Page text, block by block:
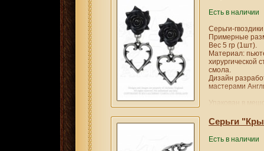
Есть в наличии
Серьги-
Примерные
Вес 5 гр (1шт).
Материал:
хирургической
смола.
Дизайн
мастерами
Упакован в
Серьги
Есть в наличии